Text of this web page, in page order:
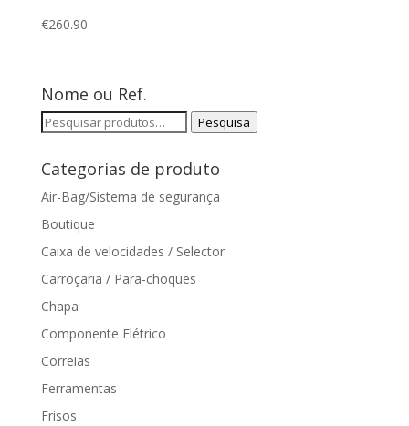
€260.90
Nome ou Ref.
Pesquisar
Pesquisa
Categorias de produto
Air-Bag/Sistema de segurança
Boutique
Caixa de velocidades / Selector
Carroçaria / Para-choques
Chapa
Componente Elétrico
Correias
Ferramentas
Frisos